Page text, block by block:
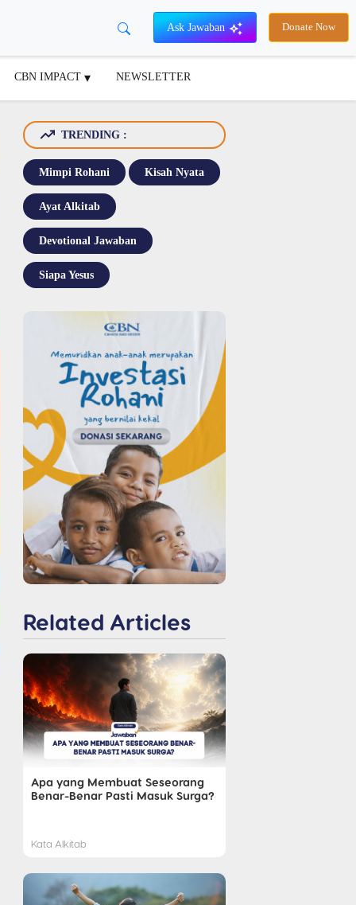
Ask Jawaban Donate Now
CBN IMPACT NEWSLETTER
TRENDING :
Mimpi Rohani Kisah Nyata
Ayat Alkitab
Devotional Jawaban
Siapa Yesus
Related Articles
Apa yang Membuat Seseorang
Benar-Benar Pasti Masuk Surga?
Kata Alkitab